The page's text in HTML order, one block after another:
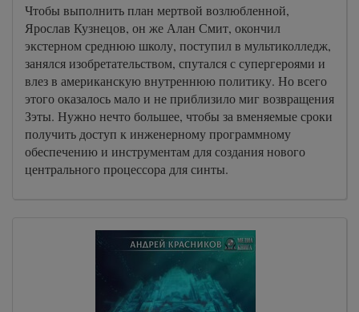
Чтобы выполнить план мертвой возлюбленной,
Ярослав Кузнецов, он же Алан Смит, окончил
экстерном среднюю школу, поступил в мультиколледж,
занялся изобретательством, спутался с супергероями и
влез в американскую внутреннюю политику. Но всего
этого оказалось мало и не приблизило миг возвращения
Зэты. Нужно нечто большее, чтобы за вменяемые сроки
получить доступ к инженерному программному
обеспечению и инструментам для создания нового
центрального процессора для синты.